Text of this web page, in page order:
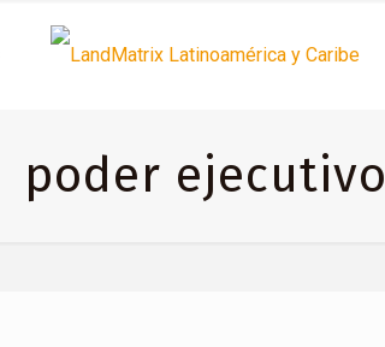
poder ejecutivo